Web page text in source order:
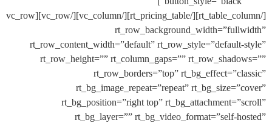
[/rt_table_column][/rt_pricing_table][/vc_column][/vc_row][vc_row
rt_row_content_width=”default”
rt_row_height=”” rt_column_gaps=””
rt_row_borders=”top”
rt_bg_image_repeat=”repeat”
rt_bg_position=”right top”
rt_bg_layer=”” rt_bg_video_format=”self-